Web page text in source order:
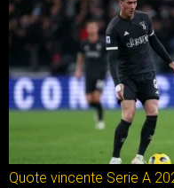
Quote vincente Serie A